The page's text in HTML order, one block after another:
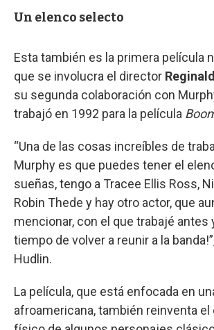
Un elenco selecto
Esta también es la primera película
que se involucra el director
su segunda colaboración con
trabajó en 1992 para la película
“Una de las cosas increíbles de
Murphy es que puedes tener el
sueñas, tengo a Tracee Ellis Ross,
Robin Thede y hay otro actor, que
mencionar, con el que trabajé antes
tiempo de volver a reunir a la
Hudlin.
La película, que está enfocada en
afroamericana, también reinventa